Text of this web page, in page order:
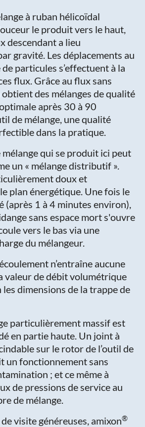
à ruban hélicoïdal
le produit vers le haut,
descendant a lieu
gravité. Les déplacements au
particules s’effectuent à la
flux. Grâce au flux sans
des mélanges de qualité
après 30 à 90
de mélange, une qualité
dans la pratique.
mélange qui se produit ici peut
un « mélange distributif ».
doux et
plan énergétique. Une fois le
(après 1 à 4 minutes environ),
sans espace mort s'ouvre
vers le bas via une
du mélangeur.
n’entraîne aucune
valeur de débit volumétrique
dimensions de la trappe de
particulièrement massif est
en partie haute. Un joint à
sur le rotor de l’outil de
un fonctionnement sans
; et ce même à
de pressions de service au
de mélange.
visite généreuses, amixon®